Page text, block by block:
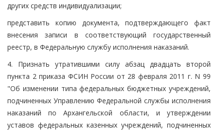
других средств индивидуализации;
представить копию документа, подтверждающего факт
внесения записи в соответствующий государственный
реестр, в Федеральную службу исполнения наказаний.
4. Признать утратившими силу абзац двадцать второй
пункта 2 приказа ФСИН России от 28 февраля 2011 г. N 99
"Об изменении типа федеральных бюджетных учреждений,
подчиненных Управлению Федеральной службы исполнения
наказаний по Архангельской области, и утверждении
уставов федеральных казенных учреждений, подчиненных